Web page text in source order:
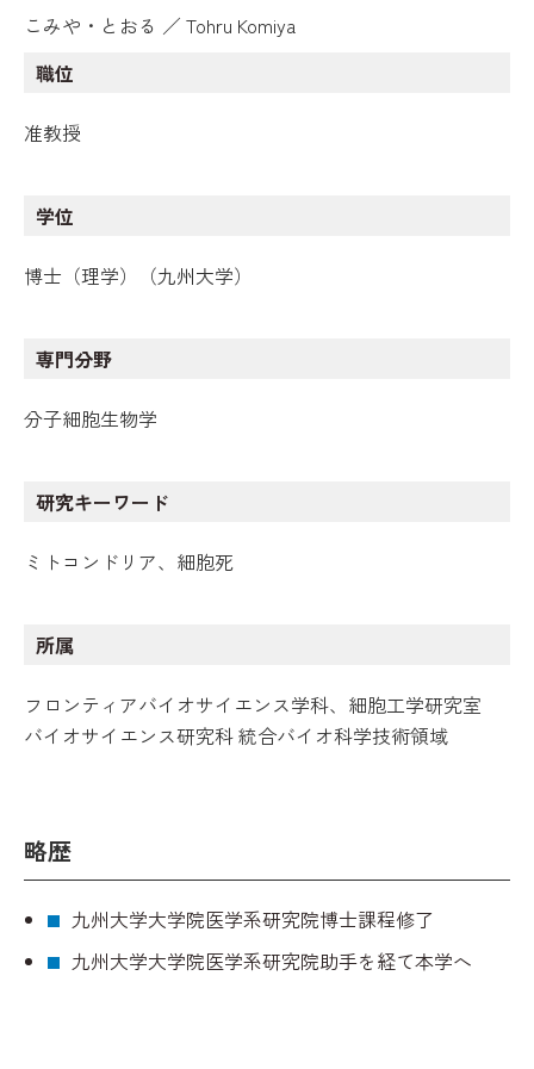
こみや・とおる ／ Tohru Komiya
職位
准教授
学位
博士（理学）（九州大学）
専門分野
分子細胞生物学
研究キーワード
ミトコンドリア、細胞死
所属
フロンティアバイオサイエンス学科、細胞工学研究室
バイオサイエンス研究科 統合バイオ科学技術領域
略歴
九州大学大学院医学系研究院博士課程修了
九州大学大学院医学系研究院助手を経て本学へ